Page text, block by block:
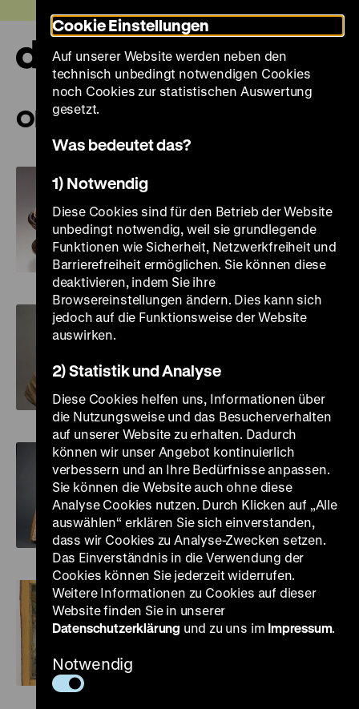
zum
Seiteninhalt
springen
Objekte
Augenmodell
Dorothea Schlözer
Ballonkleid
Cookie Einstellungen
Auf unserer Website werden neben den
technisch unbedingt notwendigen Cookies
noch Cookies zur statistischen Auswertung
gesetzt.
Was bedeutet das?
1) Notwendig
Diese Cookies sind für den Betrieb der Website
unbedingt notwendig, weil sie grundlegende
Funktionen wie Sicherheit, Netzwerkfreiheit und
Barrierefreiheit ermöglichen. Sie können diese
deaktivieren, indem Sie ihre
Browsereinstellungen ändern. Dies kann sich
jedoch auf die Funktionsweise der Website
auswirken.
2) Statistik und Analyse
Diese Cookies helfen uns, Informationen über
die Nutzungsweise und das Besucherverhalten
auf unserer Website zu erhalten. Dadurch
können wir unser Angebot kontinuierlich
verbessern und an Ihre Bedürfnisse anpassen.
Sie können die Website auch ohne diese
Analyse Cookies nutzen. Durch Klicken auf „Alle
auswählen“ erklären Sie sich einverstanden,
dass wir Cookies zu Analyse-Zwecken setzen.
Das Einverständnis in die Verwendung der
Cookies können Sie jederzeit widerrufen.
Weitere Informationen zu Cookies auf dieser
Website finden Sie in unserer
Datenschutzerklärung und zu uns im Impressum.
Notwendig